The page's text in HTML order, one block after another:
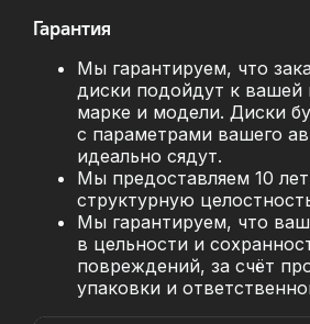
Гарантия
Мы гарантируем, что
диски подойдут к вашей
марке и модели. Диски
с параметрами вашего
идеально сядут.
Мы предоставляем 10
структурную
Мы гарантируем, что
в цельности и
повреждений, за счёт
упаковки и